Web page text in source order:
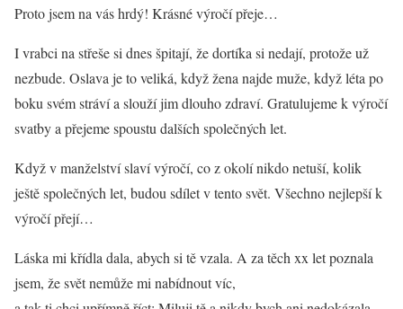
Proto jsem na vás hrdý! Krásné výročí přeje…
I vrabci na střeše si dnes špitají, že dortíka si nedají, protože už
nezbude. Oslava je to veliká, když žena najde muže, když léta po
boku svém stráví a slouží jim dlouho zdraví. Gratulujeme k výročí
svatby a přejeme spoustu dalších společných let.
Když v manželství slaví výročí, co z okolí nikdo netuší, kolik
ještě společných let, budou sdílet v tento svět. Všechno nejlepší k
výročí přejí…
Láska mi křídla dala, abych si tě vzala. A za těch xx let poznala
jsem, že svět nemůže mi nabídnout víc,